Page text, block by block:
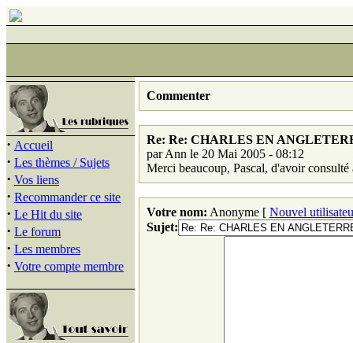
· Accueil
· Les thèmes / Sujets
· Vos liens
· Recommander ce site
· Le Hit du site
· Le forum
· Les membres
· Votre compte membre
Commenter
Re: Re: CHARLES EN
par Ann le 20 Mai 2005 - 08:12
Merci beaucoup, Pascal, d'avoir
Votre nom: Anonyme [ Nouvel
Sujet: